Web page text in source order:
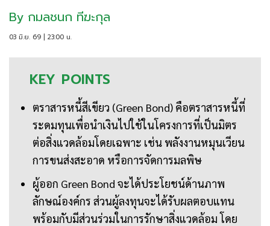
By กมลชนก ทีฆะกุล
03 มิ.ย. 69 | 23:00 น.
KEY POINTS
ตราสารหนี้สีเขียว (Green Bond) คือตราสารหนี้ที่
ระดมทุนเพื่อนำเงินไปใช้ในโครงการที่เป็นมิตร
ต่อสิ่งแวดล้อมโดยเฉพาะ เช่น พลังงานหมุนเวียน
การขนส่งสะอาด หรือการจัดการมลพิษ
ผู้ออก Green Bond จะได้ประโยชน์ด้านภาพ
ลักษณ์องค์กร ส่วนผู้ลงทุนจะได้รับผลตอบแทน
พร้อมกับมีส่วนร่วมในการรักษาสิ่งแวดล้อม โดย